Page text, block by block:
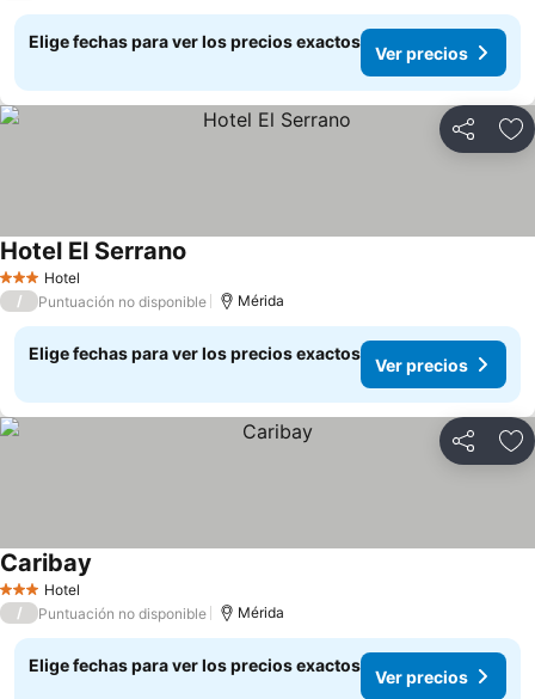
Elige fechas para ver los precios exactos
Ver precios
Compartir
3 Estrellas
Hotel
Hotel El Serrano
/ Puntuación no disponible Mérida
Elige fechas para ver los precios exactos
Ver precios
Compartir
3 Estrellas
Hotel
Caribay
/ Puntuación no disponible Mérida
Elige fechas para ver los precios exactos
Ver precios